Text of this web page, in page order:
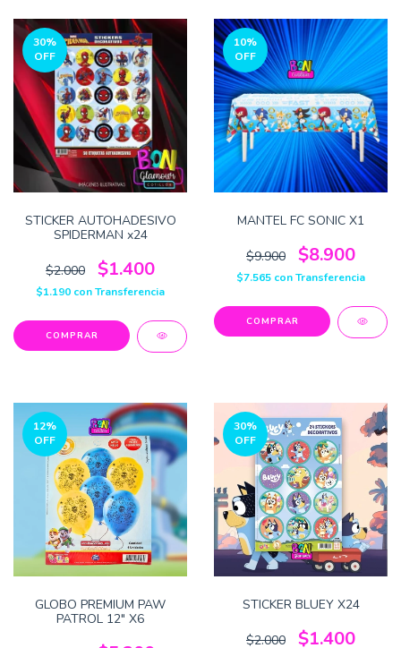
30%
OFF
STICKER AUTOHADESIVO
SPIDERMAN x24
$2.000 $1.400
$1.190 conTransferencia
10%
OFF
MANTEL FC SONIC X1
$9.900 $8.900
$7.565 conTransferencia
12%
OFF
GLOBO PREMIUM PAW
PATROL 12" X6
30%
OFF
STICKER BLUEY X24
$2.000 $1.400